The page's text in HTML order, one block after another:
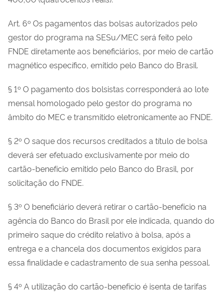
Art. 6º Os pagamentos das bolsas autorizados pelo
gestor do programa na SESu/MEC será feito pelo
FNDE diretamente aos beneficiários, por meio de cartão
magnético específico, emitido pelo Banco do Brasil.
§ 1º O pagamento dos bolsistas corresponderá ao lote
mensal homologado pelo gestor do programa no
âmbito do MEC e transmitido eletronicamente ao FNDE.
§ 2º O saque dos recursos creditados a título de bolsa
deverá ser efetuado exclusivamente por meio do
cartão-benefício emitido pelo Banco do Brasil, por
solicitação do FNDE.
§ 3º O beneficiário deverá retirar o cartão-benefício na
agência do Banco do Brasil por ele indicada, quando do
primeiro saque do crédito relativo à bolsa, após a
entrega e a chancela dos documentos exigidos para
essa finalidade e cadastramento de sua senha pessoal.
§ 4º A utilização do cartão-benefício é isenta de tarifas